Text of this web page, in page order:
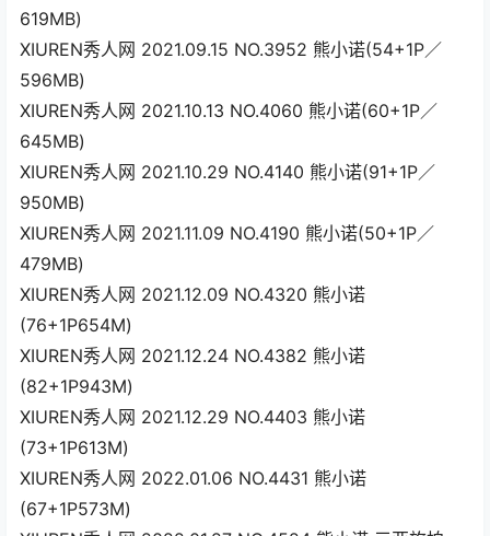
619MB)
XIUREN秀人网 2021.09.15 NO.3952 熊小诺(54+1P／
596MB)
XIUREN秀人网 2021.10.13 NO.4060 熊小诺(60+1P／
645MB)
XIUREN秀人网 2021.10.29 NO.4140 熊小诺(91+1P／
950MB)
XIUREN秀人网 2021.11.09 NO.4190 熊小诺(50+1P／
479MB)
XIUREN秀人网 2021.12.09 NO.4320 熊小诺
(76+1P654M)
XIUREN秀人网 2021.12.24 NO.4382 熊小诺
(82+1P943M)
XIUREN秀人网 2021.12.29 NO.4403 熊小诺
(73+1P613M)
XIUREN秀人网 2022.01.06 NO.4431 熊小诺
(67+1P573M)